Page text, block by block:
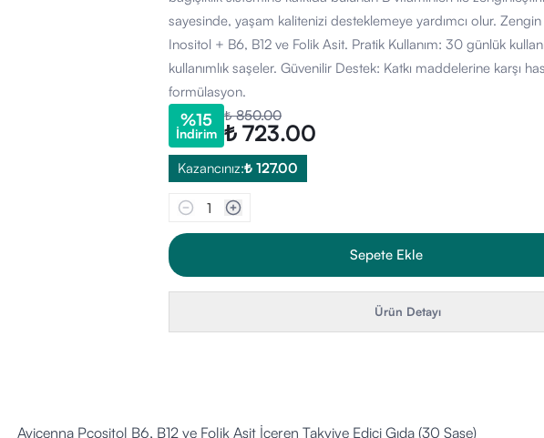
sayesinde, yaşam kalitenizi desteklemeye yardımcı olur.
Inositol + B6, B12 ve Folik Asit. Pratik Kullanım: 30 günlük
kullanımlık saşeler. Güvenilir Destek: Katkı maddelerine karşı
formülasyon.
%15
İndirim
₺ 850.00
₺ 723.00
Kazancınız:₺ 127.00
1
Sepete Ekle
Ürün Detayı
Avicenna Pcositol B6, B12 ve Folik Asit İçeren Takviye Edici Gıda (30 Saşe)